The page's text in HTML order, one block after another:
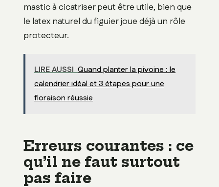
mastic à cicatriser peut être utile, bien que
le latex naturel du figuier joue déjà un rôle
protecteur.
LIRE AUSSI Quand planter la pivoine : le
calendrier idéal et 3 étapes pour une
floraison réussie
Erreurs courantes : ce
qu’il ne faut surtout
pas faire